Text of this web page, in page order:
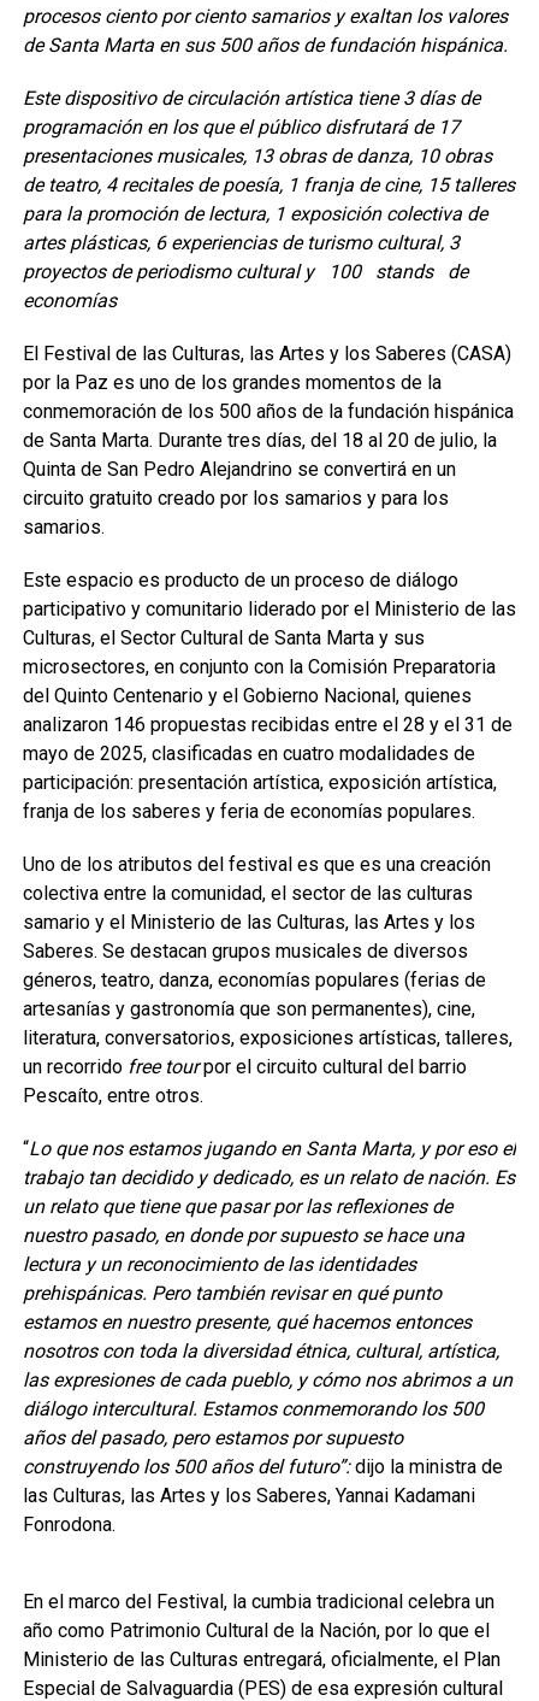
procesos ciento por ciento samarios y exaltan los valores
de Santa Marta en sus 500 años de fundación hispánica.
Este dispositivo de circulación artística tiene 3 días de
programación en los que el público disfrutará de 17
presentaciones musicales, 13 obras de danza, 10 obras
de teatro, 4 recitales de poesía, 1 franja de cine, 15 talleres
para la promoción de lectura, 1 exposición colectiva de
artes plásticas, 6 experiencias de turismo cultural, 3
proyectos de periodismo cultural y 100 stands de
economías
El Festival de las Culturas, las Artes y los Saberes (CASA)
por la Paz es uno de los grandes momentos de la
conmemoración de los 500 años de la fundación hispánica
de Santa Marta. Durante tres días, del 18 al 20 de julio, la
Quinta de San Pedro Alejandrino se convertirá en un
circuito gratuito creado por los samarios y para los
samarios.
Este espacio es producto de un proceso de diálogo
participativo y comunitario liderado por el Ministerio de las
Culturas, el Sector Cultural de Santa Marta y sus
microsectores, en conjunto con la Comisión Preparatoria
del Quinto Centenario y el Gobierno Nacional, quienes
analizaron 146 propuestas recibidas entre el 28 y el 31 de
mayo de 2025, clasificadas en cuatro modalidades de
participación: presentación artística, exposición artística,
franja de los saberes y feria de economías populares.
Uno de los atributos del festival es que es una creación
colectiva entre la comunidad, el sector de las culturas
samario y el Ministerio de las Culturas, las Artes y los
Saberes. Se destacan grupos musicales de diversos
géneros, teatro, danza, economías populares (ferias de
artesanías y gastronomía que son permanentes), cine,
literatura, conversatorios, exposiciones artísticas, talleres,
un recorrido free tourpor el circuito cultural del barrio
Pescaíto, entre otros.
“Lo que nos estamos jugando en Santa Marta, y por eso el
trabajo tandecidido y dedicado, es un relato de nación. Es
un relato que tiene que pasar por las reflexiones de
nuestro pasado, en donde por supuesto se hace una
lectura y un reconocimiento de las identidades
prehispánicas. Pero también revisar en qué punto
estamos en nuestro presente, qué hacemos entonces
nosotros con toda la diversidad étnica, cultural, artística,
las expresiones de cada pueblo, y cómo nos abrimos a un
diálogo intercultural. Estamos conmemorando los 500
años del pasado, pero estamos por supuesto
construyendo los 500 años del futuro”:dijo la ministra de
las Culturas, las Artes y los Saberes, Yannai Kadamani
Fonrodona.
En el marco del Festival, la cumbia tradicional celebra un
año como Patrimonio Cultural de la Nación, por lo que el
Ministerio de las Culturas entregará, oficialmente, el Plan
Especial de Salvaguardia (PES) de esa expresión cultural